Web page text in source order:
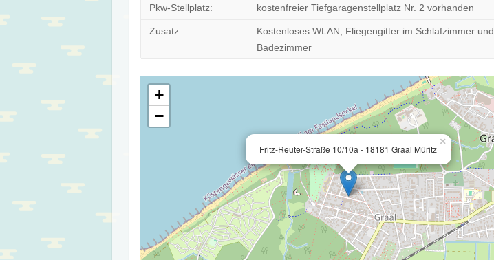
Pkw-Stellplatz: kostenfreier Tiefgaragenstellplatz Nr. 2 vorhanden
Zusatz:
Kostenloses WLAN, Fliegengitter im Schlafzimmer und
Badezimmer
Fritz-Reuter-Straße 10/10a - 18181 Graal Müritz
×
+
−